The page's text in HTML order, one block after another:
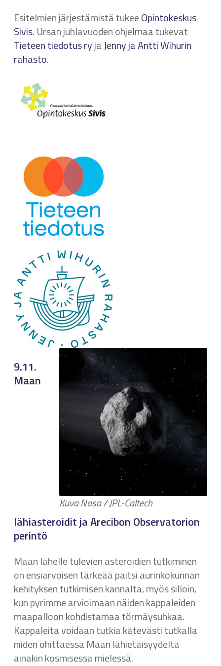
Esitelmien järjestämistä tukeeOpintokeskus
Sivis. Ursan juhlavuoden ohjelmaa tukevat
Tieteen tiedotus ryjaJenny ja Antti Wihurin
rahasto.
Kuva Nasa / JPL-Caltech
9.11.
Maan
lähiasteroidit ja Arecibon Observatorion
perintö
Maan lähelle tulevien asteroidien tutkiminen
on ensiarvoisen tärkeää paitsi aurinkokunnan
kehityksen tutkimisen kannalta, myös silloin,
kun pyrimme arvioimaan näiden kappaleiden
maapalloon kohdistamaa törmäysuhkaa.
Kappaleita voidaan tutkia kätevästi tutkalla
niiden ohittaessa Maan lähietäisyydeltä –
ainakin kosmisessa mielessä.